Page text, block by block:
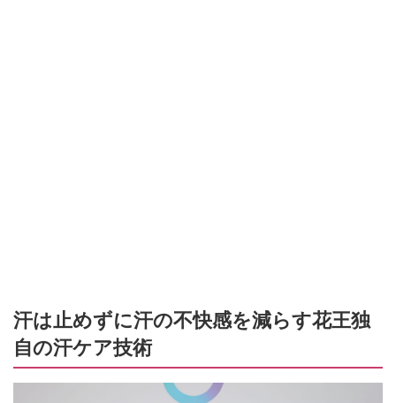
汗は止めずに汗の不快感を減らす花王独
自の汗ケア技術